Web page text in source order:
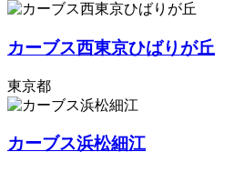
カーブス西東京ひばりが丘
東京都
カーブス浜松細江